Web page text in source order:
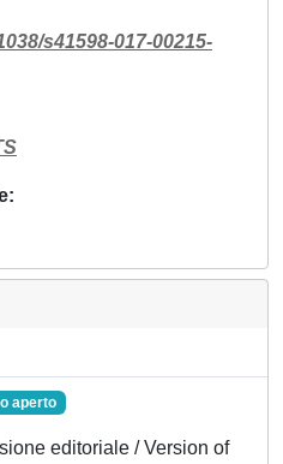
s41598-017-00215-
aperto
editoriale / Version of